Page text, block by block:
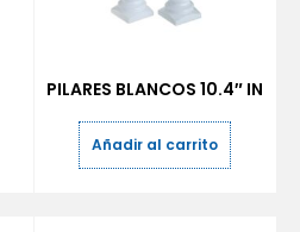
PILARES BLANCOS 10.4″ IN
Añadir al carrito